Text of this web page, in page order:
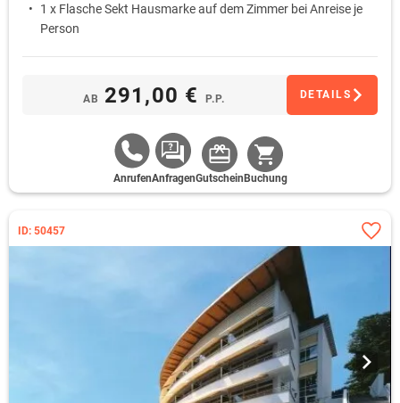
1 x Flasche Sekt Hausmarke auf dem Zimmer bei Anreise je
Person
AB 291,00 € P.P. DETAILS
AnrufenAnfragenGutschein Buchung
ID: 50457